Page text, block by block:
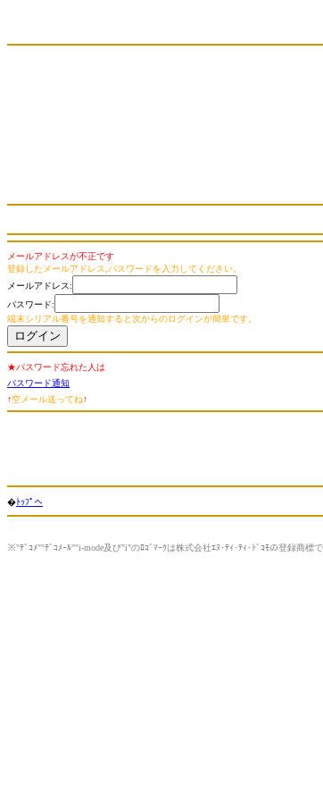
メールアドレスが不正です
登録したメールアドレス,パスワードを入力してください。
メールアドレス:
パスワード:
端末シリアル番号を通知すると次からのログインが簡単です。
★パスワード忘れた人は
パスワード通知
↑空メール送ってね↑
�ﾄｯﾌﾟへ
※"ﾃﾞｺﾒ""ﾃﾞｺﾒｰﾙ""i-mode及び"i"のﾛｺﾞﾏｰｸは株式会社ｴﾇ･ﾃｨ･ﾃｨ･ﾄﾞｺﾓの登録商標